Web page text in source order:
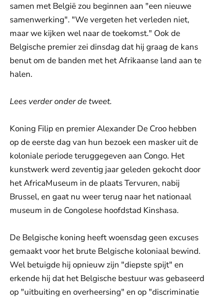
samen met België zou beginnen aan "een nieuwe
samenwerking". "We vergeten het verleden niet,
maar we kijken wel naar de toekomst." Ook de
Belgische premier zei dinsdag dat hij graag de kans
benut om de banden met het Afrikaanse land aan te
halen.
Lees verder onder de tweet.
Koning Filip en premier Alexander De Croo hebben
op de eerste dag van hun bezoek een masker uit de
koloniale periode teruggegeven aan Congo. Het
kunstwerk werd zeventig jaar geleden gekocht door
het AfricaMuseum in de plaats Tervuren, nabij
Brussel, en gaat nu weer terug naar het nationaal
museum in de Congolese hoofdstad Kinshasa.
De Belgische koning heeft woensdag geen excuses
gemaakt voor het brute Belgische koloniaal bewind.
Wel betuigde hij opnieuw zijn "diepste spijt" en
erkende hij dat het Belgische bestuur was gebaseerd
op "uitbuiting en overheersing" en op "discriminatie